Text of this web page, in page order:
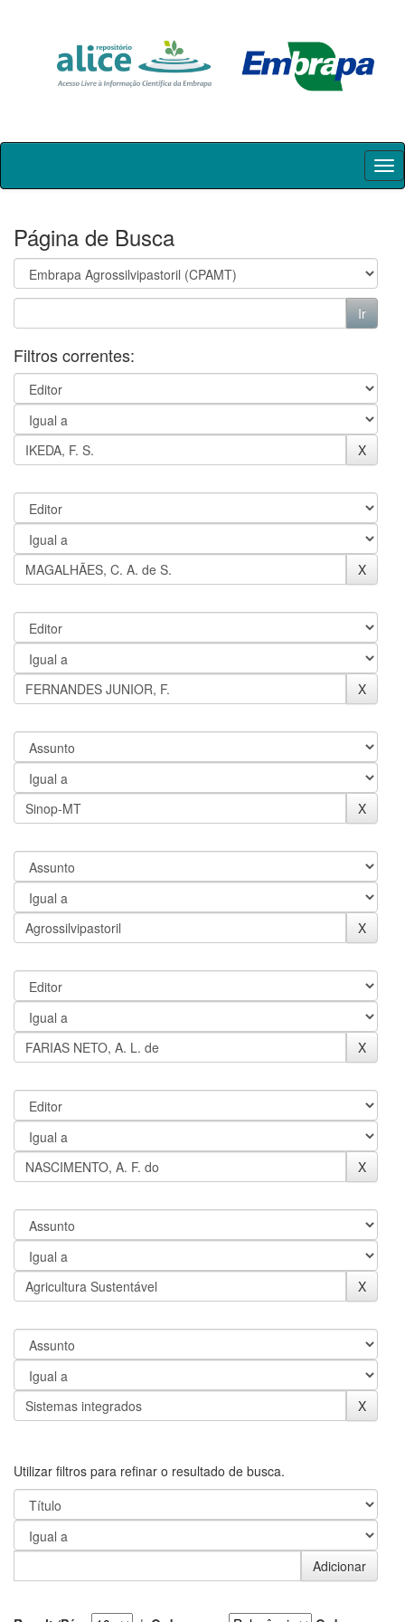
Skip
Página de Busca
Filtros correntes:
Utilizar filtros para refinar o resultado de busca.